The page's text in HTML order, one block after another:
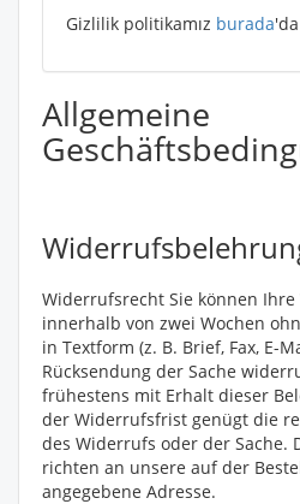
Gizlilik politikamız burada
Allgemeine
Widerrufsrecht Sie können
innerhalb von zwei Wochen
in Textform (z. B. Brief, Fax, E-
Rücksendung der Sache
frühestens mit Erhalt dieser
der Widerrufsfrist genügt die
des Widerrufs oder der Sache.
richten an unsere auf der
angegebene Adresse.